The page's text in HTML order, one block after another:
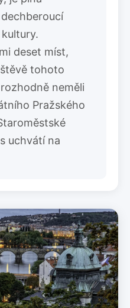
deset míst,
tohoto
neměli
Pražského
uchvátí na